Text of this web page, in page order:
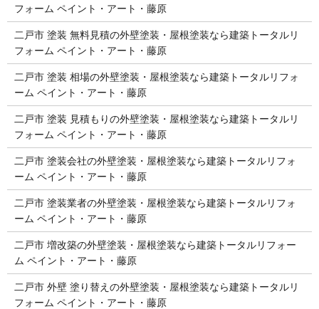
フォーム ペイント・アート・藤原
二戸市 塗装 無料見積の外壁塗装・屋根塗装なら建築トータルリ
フォーム ペイント・アート・藤原
二戸市 塗装 相場の外壁塗装・屋根塗装なら建築トータルリフォ
ーム ペイント・アート・藤原
二戸市 塗装 見積もりの外壁塗装・屋根塗装なら建築トータルリ
フォーム ペイント・アート・藤原
二戸市 塗装会社の外壁塗装・屋根塗装なら建築トータルリフォ
ーム ペイント・アート・藤原
二戸市 塗装業者の外壁塗装・屋根塗装なら建築トータルリフォ
ーム ペイント・アート・藤原
二戸市 増改築の外壁塗装・屋根塗装なら建築トータルリフォー
ム ペイント・アート・藤原
二戸市 外壁 塗り替えの外壁塗装・屋根塗装なら建築トータルリ
フォーム ペイント・アート・藤原